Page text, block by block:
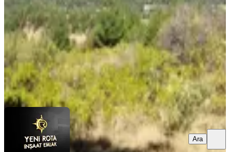
4017 m²
·871/m² 31.07.2026
3.500.000 ₺
YENİ ROTA İNŞAAT EMLAK Taner B
Ara
Ara